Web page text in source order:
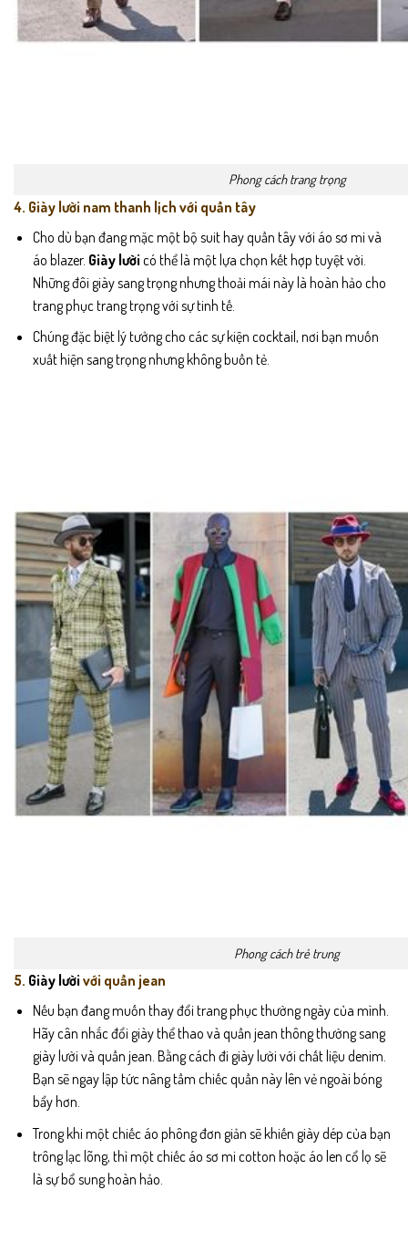
Phong cách trang trọng
4. Giày lười nam thanh lịch với quần tây
Cho dù bạn đang mặc một bộ suit hay quần tây với áo sơ mi và
áo blazer. Giày lười có thể là một lựa chọn kết hợp tuyệt vời.
Những đôi giày sang trọng nhưng thoải mái này là hoàn hảo cho
trang phục trang trọng với sự tinh tế.
Chúng đặc biệt lý tưởng cho các sự kiện cocktail, nơi bạn muốn
xuất hiện sang trọng nhưng không buồn tẻ.
Phong cách trẻ trung
5. Giày lười với quần jean
Nếu bạn đang muốn thay đổi trang phục thường ngày của mình.
Hãy cân nhắc đổi giày thể thao và quần jean thông thường sang
giày lười và quần jean. Bằng cách đi giày lười với chất liệu denim.
Bạn sẽ ngay lập tức nâng tầm chiếc quần này lên vẻ ngoài bóng
bẩy hơn.
Trong khi một chiếc áo phông đơn giản sẽ khiến giày dép của bạn
trông lạc lõng, thì một chiếc áo sơ mi cotton hoặc áo len cổ lọ sẽ
là sự bổ sung hoàn hảo.